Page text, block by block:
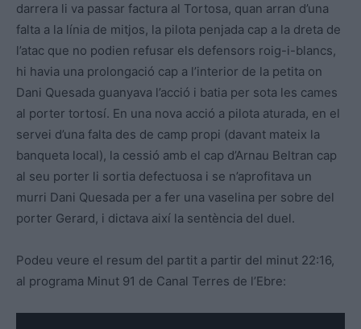
darrera li va passar factura al Tortosa, quan arran d’una
falta a la línia de mitjos, la pilota penjada cap a la dreta de
l’atac que no podien refusar els defensors roig-i-blancs,
hi havia una prolongació cap a l’interior de la petita on
Dani Quesada guanyava l’acció i batia per sota les cames
al porter tortosí. En una nova acció a pilota aturada, en el
servei d’una falta des de camp propi (davant mateix la
banqueta local), la cessió amb el cap d’Arnau Beltran cap
al seu porter li sortia defectuosa i se n’aprofitava un
murri Dani Quesada per a fer una vaselina per sobre del
porter Gerard, i dictava així la sentència del duel.
Podeu veure el resum del partit a partir del minut 22:16,
al programa Minut 91 de Canal Terres de l’Ebre: